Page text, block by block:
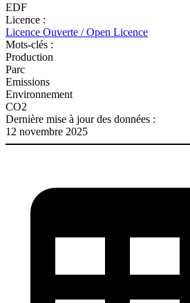
EDF
Licence :
Licence Ouverte / Open Licence
Mots-clés :
Production
Parc
Emissions
Environnement
CO2
Dernière mise à jour des données :
12 novembre 2025